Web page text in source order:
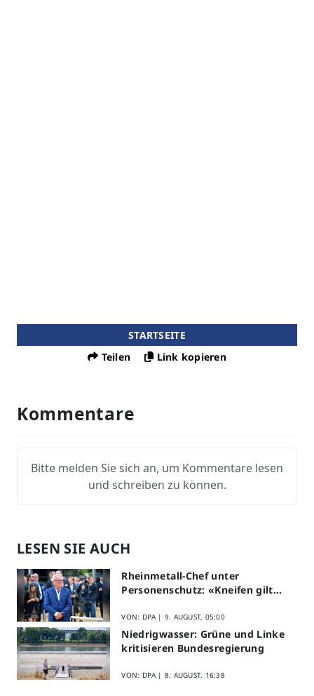
STARTSEITE
Teilen
Link kopieren
Kommentare
Bitte melden Sie sich an, um Kommentare lesen
und schreiben zu können.
LESEN SIE AUCH
Rheinmetall-Chef unter
Personenschutz: «Kneifen gilt
VON: DPA | 9. AUGUST, 05:00
Niedrigwasser: Grüne und Linke
kritisieren Bundesregierung
VON: DPA | 8. AUGUST, 16:38